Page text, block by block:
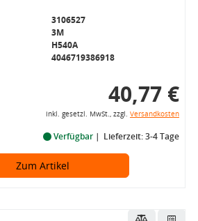
3106527
3M
H540A
4046719386918
40,77 €
inkl. gesetzl. MwSt., zzgl. Versandkosten
Verfügbar Lieferzeit: 3-4 Tage
Zum Artikel